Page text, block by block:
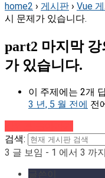
home2 › 게시판 › Vue
시 문제가 있습니다.
part2 마지막 강
가 있습니다.
이 주제에는 2개
3 년, 5 월 전에 전
검색:
3 글 보임 - 1 에서 3 까